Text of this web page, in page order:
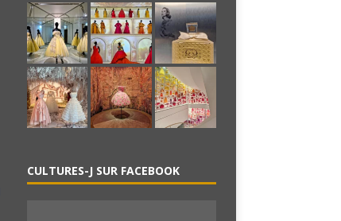
CULTURES-J SUR FACEBOOK